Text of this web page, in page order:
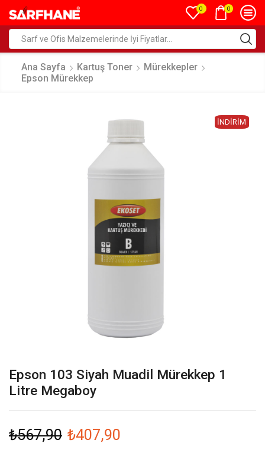
0 0
Ana Sayfa Kartuş Toner
Mürekkepler
Epson Mürekkep
İNDIRIM
Epson 103 Siyah Muadil Mürekkep 1
Litre Megaboy
₺567,90 ₺407,90